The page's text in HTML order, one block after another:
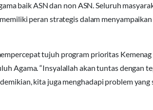
baik ASN dan non ASN. Seluruh
peran strategis dalam
tujuh program prioritas
Agama. “Insyalallah akan tuntas dengan
kita juga menghadapi problem